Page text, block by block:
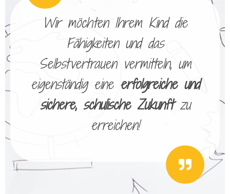
Wir möchten Ihrem Kind die
Fähigkeiten und das
Selbstvertrauen vermitteln, um
eigenständig eine erfolgreiche und
sichere, schulische Zukunftzu
erreichen!